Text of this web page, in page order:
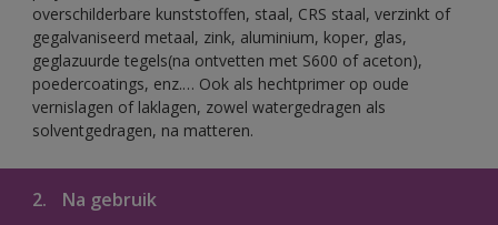
overschilderbare kunststoffen, staal, CRS staal, verzinkt of
gegalvaniseerd metaal, zink, aluminium, koper, glas,
geglazuurde tegels(na ontvetten met S600 of aceton),
poedercoatings, enz.… Ook als hechtprimer op oude
vernislagen of laklagen, zowel watergedragen als
solventgedragen, na matteren.
2. Na gebruik